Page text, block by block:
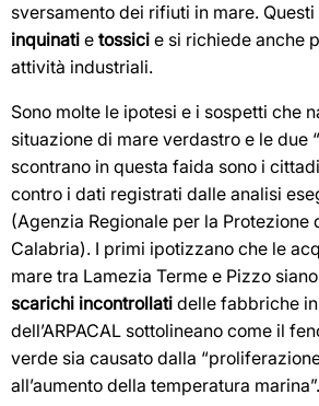
sversamento dei rifiuti in mare.
inquinati e tossici e si richiede anche
attività industriali.
Sono molte le ipotesi e i sospetti che
situazione di mare verdastro e le due
scontrano in questa faida sono i
contro i dati registrati dalle analisi
(Agenzia Regionale per la Protezione
Calabria). I primi ipotizzano che le
mare tra Lamezia Terme e Pizzo
scarichi incontrollati delle fabbriche
dell’ARPACAL sottolineano come il
verde sia causato dalla
all’aumento della temperatura marina”.